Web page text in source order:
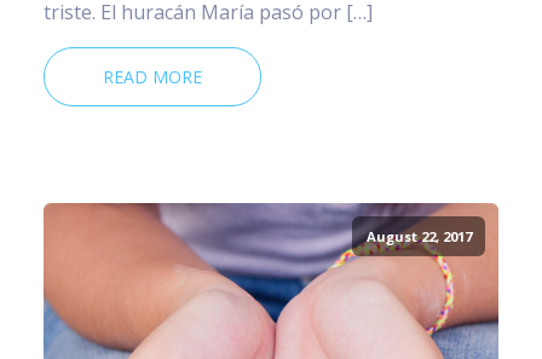
triste. El huracán María pasó por […]
READ MORE
August 22, 2017